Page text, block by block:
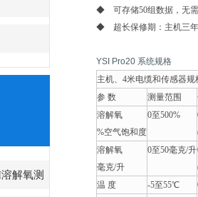
解氧测
◆ 可存储50组数据，无需
◆ 超长保修期：主机三年
YSI Pro20 系统规格
主机、4米电缆和传感器规
参 数
测量范围
溶解氧
%空气饱和度
0至500%
溶解氧
毫克/升
0至50毫克/升
温 度
-5至55℃